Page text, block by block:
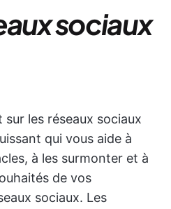
sociaux
les réseaux sociaux
qui vous aide à
à les surmonter et à
de vos
sociaux. Les